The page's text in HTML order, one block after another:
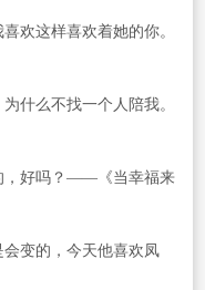
欢这样喜欢着她的你。
什么不找一个人陪我。
，好吗？——《当幸福来
变的，今天他喜欢凤